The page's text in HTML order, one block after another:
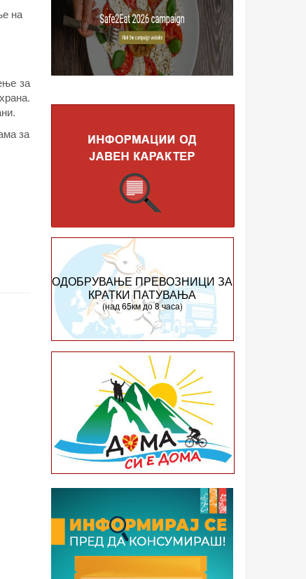
на
за
за
ОДОБРУВАЊЕ ПРЕВОЗНИЦИ ЗА
КРАТКИ ПАТУВАЊА
(над 65км до 8 часа)